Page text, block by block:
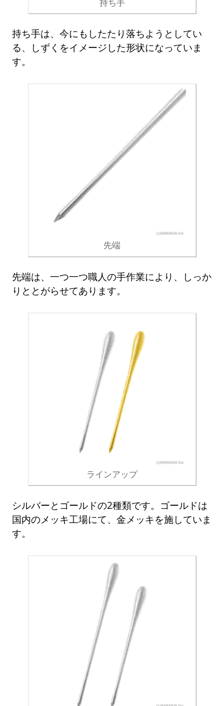
持ち手は、今にもしたたり落ちようとしてい
る、しずくをイメージした形状になっていま
す。
先端
先端は、一つ一つ職人の手作業により、しっか
りととがらせてあります。
ラインアップ
シルバーとゴールドの2種類です。ゴールドは
国内のメッキ工場にて、金メッキを施していま
す。